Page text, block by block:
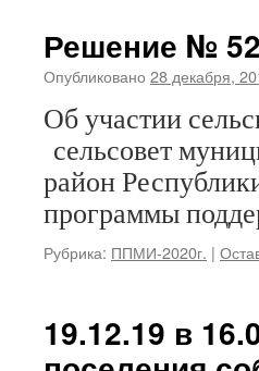
Решение №
Опубликовано 28 декабря,
Об участии
сельсовет
район
программы
Рубрика: ППМИ-2020г. |
19.12.19 в